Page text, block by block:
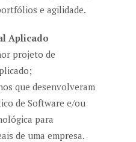
e agilidade.
Aplicado
projeto de
que desenvolveram
de Software e/ou
para
de uma empresa.